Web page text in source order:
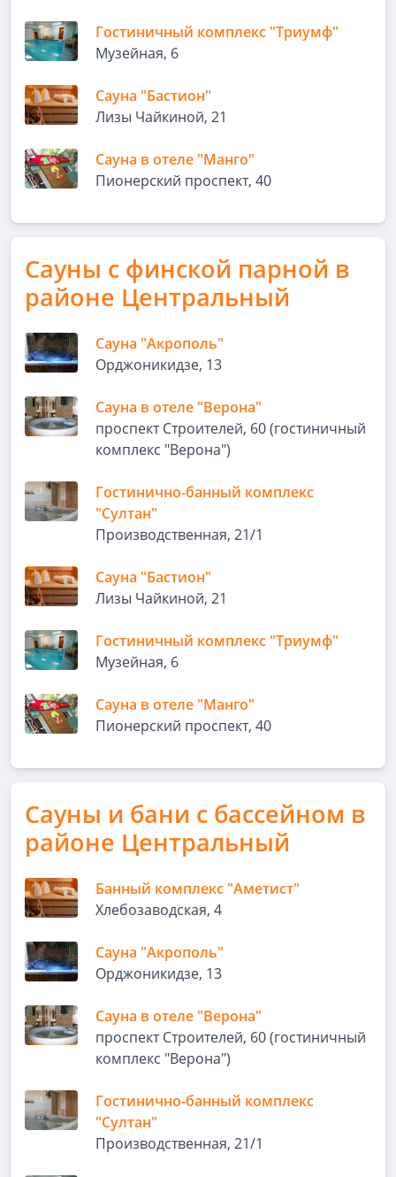
Гостиничный комплекс "Триумф"
Музейная, 6
Сауна "Бастион"
Лизы Чайкиной, 21
Сауна в отеле "Манго"
Пионерский проспект, 40
Сауны с финской парной в
районе Центральный
Сауна "Акрополь"
Орджоникидзе, 13
Сауна в отеле "Верона"
проспект Строителей, 60 (гостиничный
комплекс "Верона")
Гостинично-банный комплекс
"Султан"
Производственная, 21/1
Сауна "Бастион"
Лизы Чайкиной, 21
Гостиничный комплекс "Триумф"
Музейная, 6
Сауна в отеле "Манго"
Пионерский проспект, 40
Сауны и бани с бассейном в
районе Центральный
Банный комплекс "Аметист"
Хлебозаводская, 4
Сауна "Акрополь"
Орджоникидзе, 13
Сауна в отеле "Верона"
проспект Строителей, 60 (гостиничный
комплекс "Верона")
Гостинично-банный комплекс
"Султан"
Производственная, 21/1